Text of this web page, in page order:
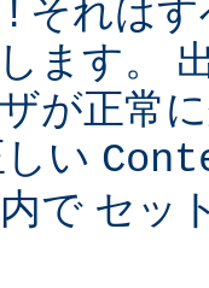
それは
ます。
が正常
い
で セッ